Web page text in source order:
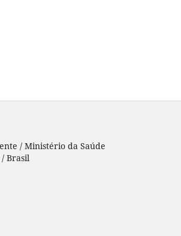
/ Ministério da Saúde
Brasil